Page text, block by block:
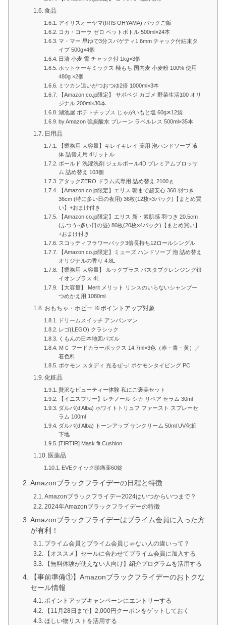
食品
アイリスオーヤマ(IRIS OHYAMA) パックご飯
コカ・コーラ ゼロ ペットボトル 500ml×24本
マ・マー 早ゆで3分スパゲティ1.6mm チャック付結束タ
イプ 500g×4個
日清 小麦 雪 チャック付 1kg×3個
ホットケーキミックス 極もち 国内麦 小麦粉 100% 使用
480g ×2個
ミツカン追いがつおつゆ2倍 1000ml×3本
【Amazon.co.jp限定】 サポベジ カゴメ 野菜生活100 オリ
ジナル 200ml×30本
湖池屋 ポテトチップス じゃがいもと塩 60g✕12袋
by Amazon 強炭酸水 プレーン ラベルレス 500ml×35本
日用品
【業務用 大容量】キレイキレイ 薬用 泡ハンドソープ 液
体 詰替え用 4リットル
ボールド 洗濯洗剤 ジェルボール4D プレミアムブロッサ
ム 詰め替え 103個
アタックZERO ドラム式専用 詰め替え 2100ｇ
【Amazon.co.jp限定】エリス 朝まで超安心 360 羽つき
36cm (特に多い日の夜用) 36枚(12枚×3パック)【まとめ買
い】+おまけ付き
【Amazon.co.jp限定】エリス 新・素肌感 羽つき 20.5cm
(ふつう~多い日の昼) 80枚(20枚×4パック)【まとめ買い】
+おまけ付き
スコッティフラワーパック3倍長持ち12ロールシングル
【Amazon.co.jp限定】ミューズ ハンドソープ 泡 詰め替え
オリジナルの香り 4.8L
【業務用 大容量】 ルックプラス バスタブクレンジング銀
イオンプラス 4L
【大容量】 Merit メリット リンスのいらないシャンプー
つめかえ用 1080ml
おもちゃ・ホビー ※ポイントアップ対象
ドリームスイッチ アンパンマン
レゴ(LEGO) クラシック
くもんの日本地図パズル
ＭＣ フードカラーボックス 14.7ml×3色（赤・青・黄）／
着色料
ポケモン スタディ 光るぜっ! ポケモンタイピング PC
化粧品
贅沢なビューティー体験 私にご褒美セット
【イニスフリー】レチノール シカ リペア セラム 30ml
ダルバ(d’Alba) ホワイトトリュフ ファースト スプレーセ
ラム 100ml
ダルバ(d’Alba) トーンアップ サンクリーム 50ml UV化粧
下地
[TIRTIR] Mask fit Cushion
医薬品
EVEクイック頭痛薬60錠
Amazonブラックフライデーの日程と特徴
Amazonブラックフライデー2024はいつからいつまで？
2024年Amazonブラックフライデーの特徴
Amazonブラックフライデーはプライム会員に入った方
が有利！
プライム会員とプライム会員じゃない人の違いって？
【オススメ】セールに合わせてプライム会員に加入する
【無料体験が使えない人向け】紹介プログラムを活用する
【事前準備①】Amazonブラックフライデーのおトクな
セール情報
ポイントアップキャンペーンにエントリーする
【11月28日まで】2,000円クーポンをゲットしておく
ほしい物リストを活用する